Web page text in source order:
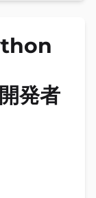
発者